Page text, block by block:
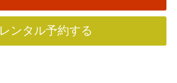
レンタル予約する